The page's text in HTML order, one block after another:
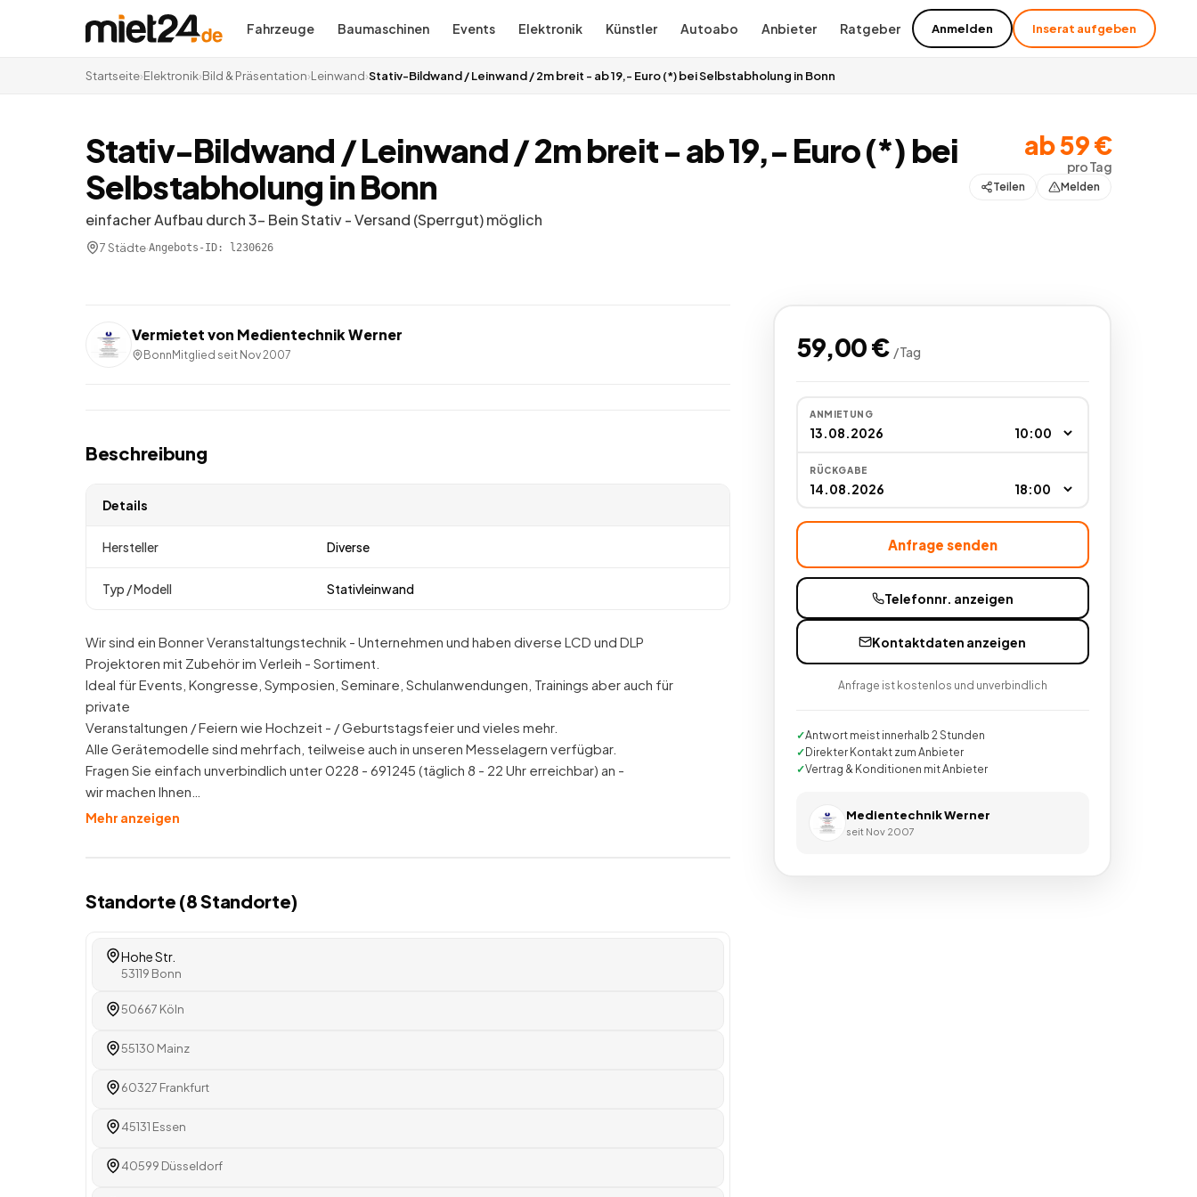
Fahrzeuge Baumaschinen Events Elektronik Künstler Autoabo Anbieter Ratgeber Anmelden Inserat aufgeben
Startseite›Elektronik›Bild & Präsentation›Leinwand›Stativ-Bildwand / Leinwand / 2m breit - ab 19,- Euro (*) bei Selbstabholung in Bonn
Stativ-Bildwand / Leinwand / 2m breit - ab 19,- Euro (*) bei
Selbstabholung in Bonn
einfacher Aufbau durch 3- Bein Stativ - Versand (Sperrgut) möglich
7 Städte·Angebots-ID: l230626
ab59€
proTag
Teilen Melden
Vermietet von Medientechnik Werner
Bonn Mitglied seit Nov 2007
Beschreibung
Details
Hersteller Diverse
Typ / Modell Stativleinwand
Wir sind ein Bonner Veranstaltungstechnik - Unternehmen und haben diverse LCD und DLP
Projektoren mit Zubehör im Verleih - Sortiment.
Ideal für Events, Kongresse, Symposien, Seminare, Schulanwendungen, Trainings aber auch für
private
Veranstaltungen / Feiern wie Hochzeit - / Geburtstagsfeier und vieles mehr.
Alle Gerätemodelle sind mehrfach, teilweise auch in unseren Messelagern verfügbar.
Fragen Sie einfach unverbindlich unter 0228 - 691245 (täglich 8 - 22 Uhr erreichbar) an -
wir machen Ihnen…
Mehr anzeigen
Standorte (8Standorte)
Hohe Str.
53119 Bonn
50667 Köln
55130 Mainz
60327 Frankfurt
45131 Essen
40599 Düsseldorf
59,00€ /Tag
ANMIETUNG
RÜCKGABE
Anfrage senden
Telefonnr. anzeigen
Kontaktdaten anzeigen
Anfrage ist kostenlos und unverbindlich
Antwort meist innerhalb 2 Stunden
Direkter Kontakt zum Anbieter
Vertrag & Konditionen mit Anbieter
Medientechnik Werner
seit Nov 2007